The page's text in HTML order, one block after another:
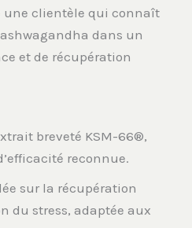
une clientèle qui connaît
dans un
et de récupération
breveté KSM-66®,
reconnue.
sur la récupération
du stress, adaptée aux